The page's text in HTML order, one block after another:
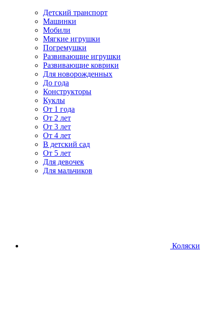
Детский транспорт
Машинки
Мобили
Мягкие игрушки
Погремушки
Развивающие игрушки
Развивающие коврики
Для новорожденных
До года
Конструкторы
Куклы
От 1 года
От 2 лет
От 3 лет
От 4 лет
В детский сад
От 5 лет
Для девочек
Для мальчиков
Коляски